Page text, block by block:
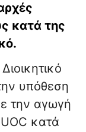
κατά της
υπόθεση
την αγωγή
κατά